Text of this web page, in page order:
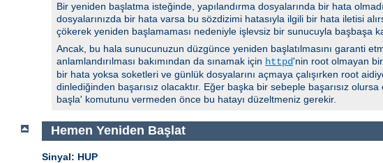
Bir yeniden başlatma isteğinde, yapılandırma dosyalarında bir hata
dosyalarınızda bir hata varsa bu sözdizimi hatasıyla ilgili bir hata iletisi
çökerek yeniden başlamaması nedeniyle işlevsiz bir sunucuyla başbaşa
Ancak, bu hala sunucunuzun düzgünce yeniden başlatılmasını garanti
anlamlandırılması bakımından da sınamak için httpd'nin root olmayan bir
bir hata yoksa soketleri ve günlük dosyalarını açmaya çalışırken root
dinlediğinden başarısız olacaktır. Eğer başka bir sebeple başarısız
başla' komutunu vermeden önce bu hatayı düzeltmeniz gerekir.
Hemen Yeniden Başlat
Sinyal: HUP